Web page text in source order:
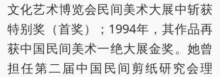
文化艺术博览会民间美术大展中斩获
特别奖（首奖）；1994年，其作品再
获中国民间美术一绝大展金奖。她曾
担任第二届中国民间剪纸研究会理